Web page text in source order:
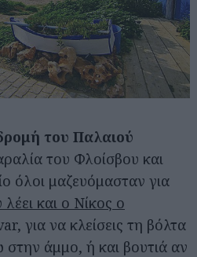
του Παλαιού
του Φλοίσβου και
όλοι μαζευόμασταν για
και ο Νίκος ο
για να κλείσεις τη βόλτα
άμμο, ή και βουτιά αν